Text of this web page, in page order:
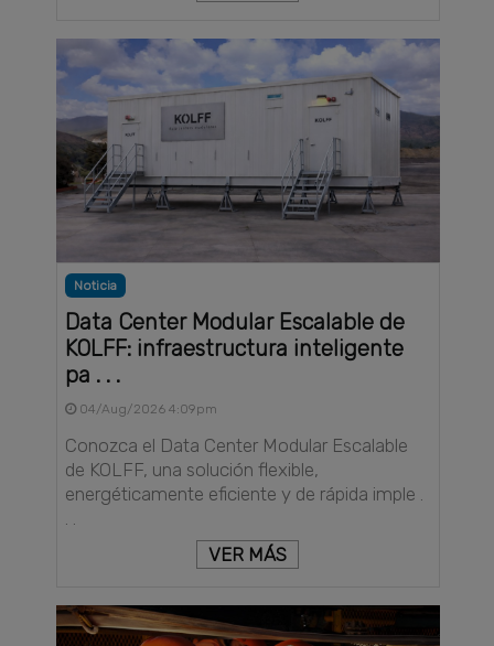
Noticia
Data Center Modular Escalable de
KOLFF: infraestructura inteligente
pa . . .
04/Aug/2026 4:09pm
Conozca el Data Center Modular Escalable
de KOLFF, una solución flexible,
energéticamente eficiente y de rápida imple .
. .
VER MÁS